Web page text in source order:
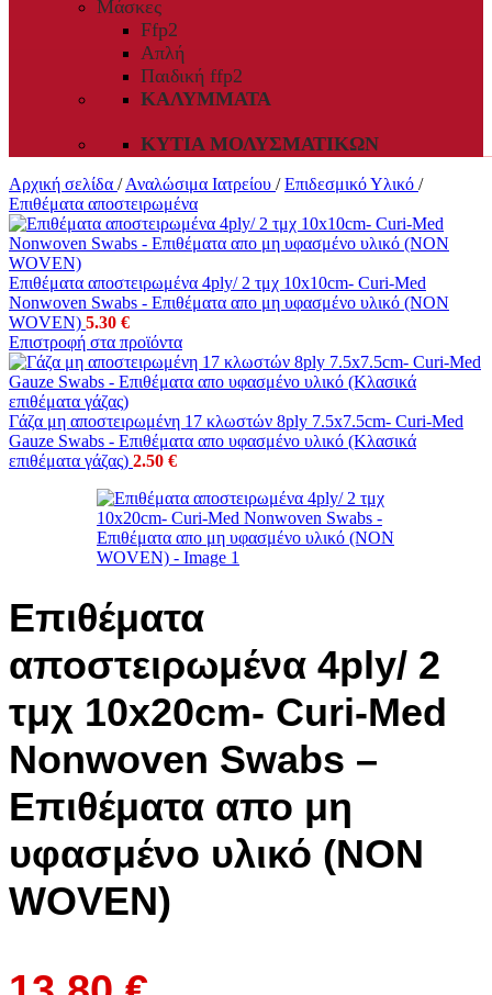
Μάσκες
Ffp2
Απλή
Παιδική ffp2
ΚΑΛΎΜΜΑΤΑ
ΚΥΤΊΑ ΜΟΛΥΣΜΑΤΙΚΏΝ
Αρχική σελίδα / Αναλώσιμα Ιατρείου / Επιδεσμικό Υλικό /
Επιθέματα αποστειρωμένα
Επιθέματα αποστειρωμένα 4ply/ 2 τμχ 10x10cm- Curi-Med
Nonwoven Swabs - Επιθέματα απο μη υφασμένο υλικό (NON
WOVEN) 5.30 €
Επιστροφή στα προϊόντα
Γάζα μη αποστειρωμένη 17 κλωστών 8ply 7.5x7.5cm- Curi-Med
Gauze Swabs - Επιθέματα απο υφασμένο υλικό (Κλασικά
επιθέματα γάζας) 2.50 €
Επιθέματα
αποστειρωμένα 4ply/ 2
τμχ 10x20cm- Curi-Med
Nonwoven Swabs –
Επιθέματα απο μη
υφασμένο υλικό (NON
WOVEN)